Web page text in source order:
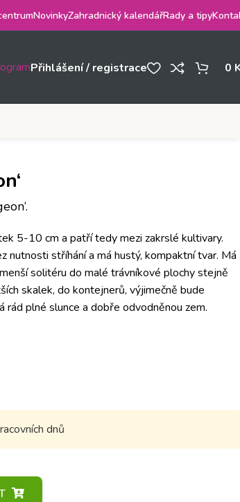
NovinkyZahradnický kalendářRady a tipy
Přihlášení / registrace 0
5-10 cm a patří tedy mezi zakrslé kultivary.
stříhání a má hustý, kompaktní tvar. Má
solitéru do malé trávníkové plochy stejně
skalek, do kontejnerů, výjimečně bude
plné slunce a dobře odvodněnou zem.
dnů